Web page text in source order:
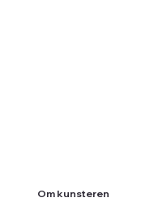
Om kunsteren